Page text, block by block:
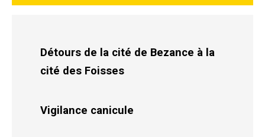
Détours de la cité de Bezance à la
cité des Foisses
Vigilance canicule